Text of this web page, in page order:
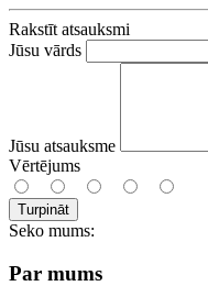
Rakstīt atsauksmi
Jūsu vārds
Jūsu atsauksme
Vērtējums
Turpināt
Seko mums:
Par mums